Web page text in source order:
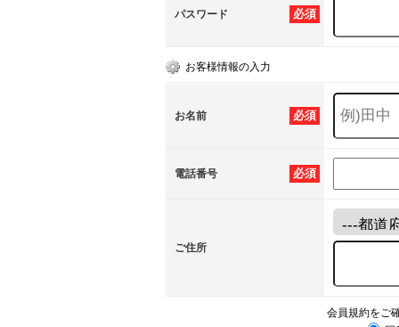
必須
パスワード
お客様情報の入力
必須
お名前
必須
電話番号
ご住所
会員規約をご